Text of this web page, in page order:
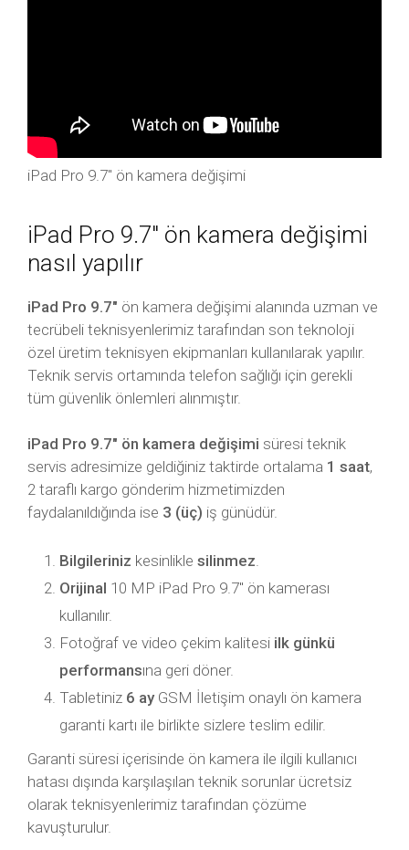
iPad Pro 9.7″ ön kamera değişimi
iPad Pro 9.7″ ön kamera değişimi
nasıl yapılır
iPad Pro 9.7″ ön kamera değişimi alanında uzman ve
tecrübeli teknisyenlerimiz tarafından son teknoloji
özel üretim teknisyen ekipmanları kullanılarak yapılır.
Teknik servis ortamında telefon sağlığı için gerekli
tüm güvenlik önlemleri alınmıştır.
iPad Pro 9.7″ ön kamera değişimi süresi teknik
servis adresimize geldiğiniz taktirde ortalama 1 saat,
2 taraflı kargo gönderim hizmetimizden
faydalanıldığında ise 3 (üç) iş günüdür.
Bilgileriniz kesinlikle silinmez.
Orijinal 10 MP iPad Pro 9.7″ ön kamerası
kullanılır.
Fotoğraf ve video çekim kalitesi ilk günkü
performansına geri döner.
Tabletiniz 6 ayGSM İletişim onaylı ön kamera
garanti kartı ile birlikte sizlere teslim edilir.
Garanti süresi içerisinde ön kamera ile ilgili kullanıcı
hatası dışında karşılaşılan teknik sorunlar ücretsiz
olarak teknisyenlerimiz tarafından çözüme
kavuşturulur.